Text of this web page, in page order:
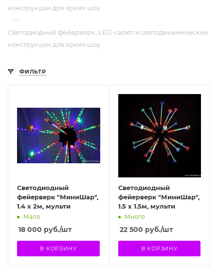
конструкции для ярких шоу
—
Светодиодный фейерверк: LED-салют и светодинамические
конструкции для ярких шоу
ФИЛЬТР
Светодиодный
фейерверк "МиниШар",
1.4 х 2м, мульти
Мало
18 000 руб./шт
В КОРЗИНУ
Светодиодный
фейерверк "МиниШар",
1.5 х 1.5м, мульти
Много
22 500 руб./шт
В КОРЗИНУ